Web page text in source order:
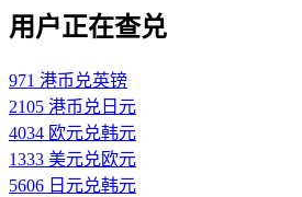
用户正在查兑
971 港币兑英镑
2105 港币兑日元
4034 欧元兑韩元
1333 美元兑欧元
5606 日元兑韩元